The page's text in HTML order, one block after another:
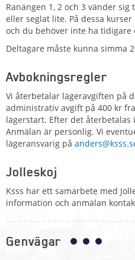
Ranängen 1, 2 och 3 vänder sig
eller seglat lite. På dessa
och du behöver inte ha tidigare
Deltagare måste kunna simma
Avbokningsregler
Vi återbetalar lägeravgiften på
administrativ avgift på 400 kr
lägerstart. Efter det återbetalas
Anmälan är personlig. Vi
lägeransvarig på
Jolleskoj
Ksss har ett samarbete med
information och anmälan
Genvägar